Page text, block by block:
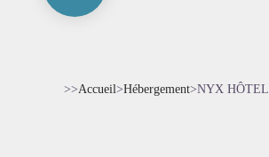
>>Accueil>Hébergement>NYX HÔTEL